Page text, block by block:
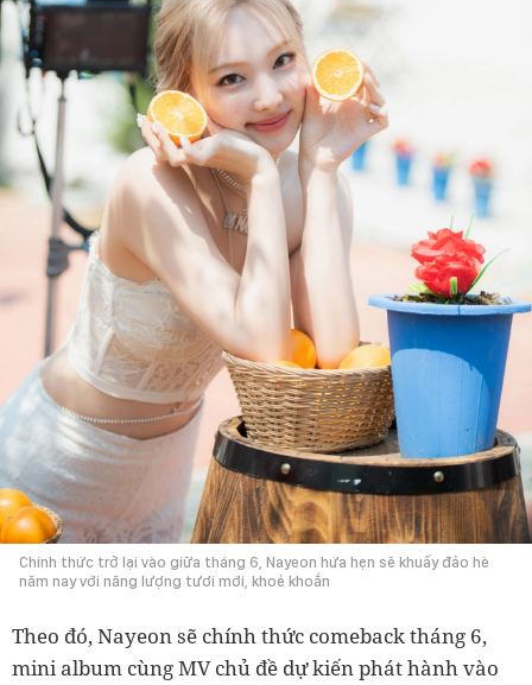
Chính thức trở lại vào giữa tháng 6, Nayeon hứa hẹn sẽ khuấy đảo hè
năm nay với năng lượng tươi mới, khoẻ khoắn
Theo đó, Nayeon sẽ chính thức comeback tháng 6,
mini album cùng MV chủ đề dự kiến phát hành vào